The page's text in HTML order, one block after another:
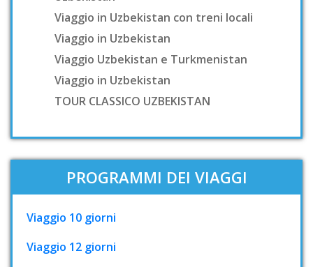
Viaggio in Uzbekistan con treni locali
Viaggio in Uzbekistan
Viaggio Uzbekistan e Turkmenistan
Viaggio in Uzbekistan
TOUR CLASSICO UZBEKISTAN
PROGRAMMI DEI VIAGGI
Viaggio 10 giorni
Viaggio 12 giorni